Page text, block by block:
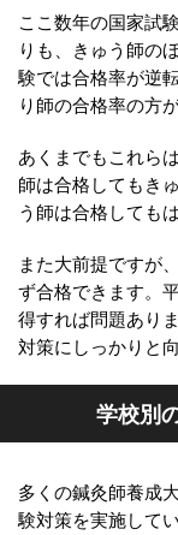
ここ数年の国家試
りも、きゅう師の
験では合格率が逆
り師の合格率の方
あくまでもこれら
師は合格してもき
う師は合格しても
また大前提ですが
ず合格できます。
得すれば問題あり
対策にしっかりと
学校別
多くの鍼灸師養成
験対策を実施して